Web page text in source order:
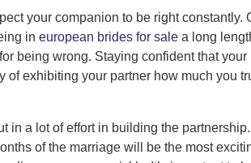
your companion to be right constantly.
in european brides for sale a long
being wrong. Staying confident that
of exhibiting your partner how much you
in a lot of effort in building the
of the marriage will be the most